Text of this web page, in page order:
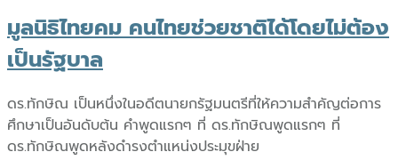
มูลนิธิไทยคม คนไทยช่วยชาติได้โดยไม่ต้อง
เป็นรัฐบาล
ดร.ทักษิณ เป็นหนึ่งในอดีตนายกรัฐมนตรีที่ให้ความสำคัญต่อการ
ศึกษาเป็นอันดับต้น คำพูดแรกๆ ที่ ดร.ทักษิณพูดแรกๆ ที่
ดร.ทักษิณพูดหลังดำรงตำแหน่งประมุขฝ่าย